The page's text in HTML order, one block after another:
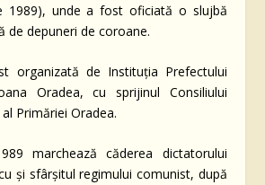
1989), unde a fost oficiată o slujbă
de depuneri de coroane.
organizată de Instituţia Prefectului
Oradea, cu sprijinul Consiliului
Primăriei Oradea.
marchează căderea dictatorului
și sfârșitul regimului comunist, după